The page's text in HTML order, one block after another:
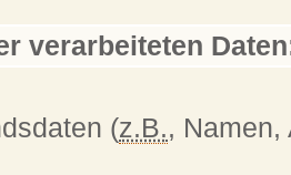
verarbeiteten
(z.B., Namen,